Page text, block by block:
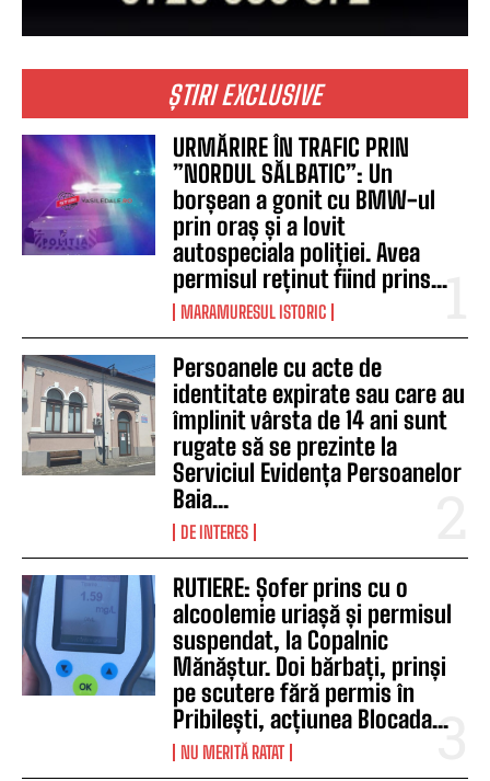
ȘTIRI EXCLUSIVE
URMĂRIRE ÎN TRAFIC PRIN
”NORDUL SĂLBATIC”: Un
borșean a gonit cu BMW-ul
prin oraș și a lovit
autospeciala poliției. Avea
permisul reținut fiind prins...
MARAMURESUL ISTORIC
Persoanele cu acte de
identitate expirate sau care au
împlinit vârsta de 14 ani sunt
rugate să se prezinte la
Serviciul Evidența Persoanelor
Baia...
DE INTERES
RUTIERE: Șofer prins cu o
alcoolemie uriașă și permisul
suspendat, la Copalnic
Mănăștur. Doi bărbați, prinși
pe scutere fără permis în
Pribilești, acțiunea Blocada...
NU MERITĂ RATAT